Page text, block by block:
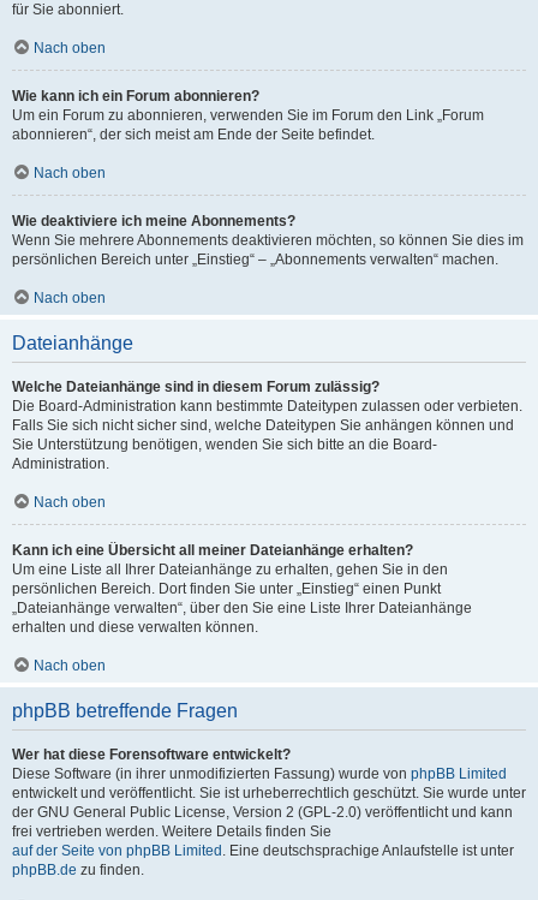
für Sie abonniert.
Nach oben
Wie kann ich ein Forum abonnieren?
Um ein Forum zu abonnieren, verwenden Sie im Forum den Link „Forum
abonnieren“, der sich meist am Ende der Seite befindet.
Nach oben
Wie deaktiviere ich meine Abonnements?
Wenn Sie mehrere Abonnements deaktivieren möchten, so können Sie dies im
persönlichen Bereich unter „Einstieg“ – „Abonnements verwalten“ machen.
Nach oben
Dateianhänge
Welche Dateianhänge sind in diesem Forum zulässig?
Die Board-Administration kann bestimmte Dateitypen zulassen oder verbieten.
Falls Sie sich nicht sicher sind, welche Dateitypen Sie anhängen können und
Sie Unterstützung benötigen, wenden Sie sich bitte an die Board-
Administration.
Nach oben
Kann ich eine Übersicht all meiner Dateianhänge erhalten?
Um eine Liste all Ihrer Dateianhänge zu erhalten, gehen Sie in den
persönlichen Bereich. Dort finden Sie unter „Einstieg“ einen Punkt
„Dateianhänge verwalten“, über den Sie eine Liste Ihrer Dateianhänge
erhalten und diese verwalten können.
Nach oben
phpBB betreffende Fragen
Wer hat diese Forensoftware entwickelt?
Diese Software (in ihrer unmodifizierten Fassung) wurde von phpBB Limited
entwickelt und veröffentlicht. Sie ist urheberrechtlich geschützt. Sie wurde unter
der GNU General Public License, Version 2 (GPL-2.0) veröffentlicht und kann
frei vertrieben werden. Weitere Details finden Sie
auf der Seite von phpBB Limited . Eine deutschsprachige Anlaufstelle ist unter
phpBB.de zu finden.